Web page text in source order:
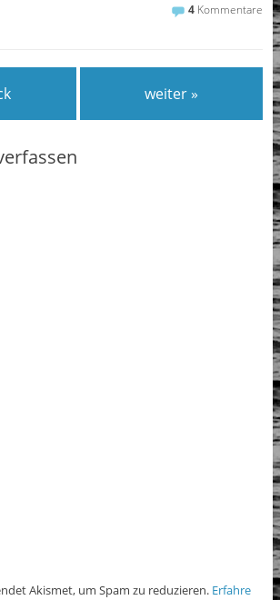
4 Kommentare
weiter »
Akismet, um Spam zu reduzieren. Erfahre